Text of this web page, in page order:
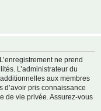
ne prend
L’administrateur du
aux membres
d’avoir pris connaissance
de vie privée. Assurez-vous